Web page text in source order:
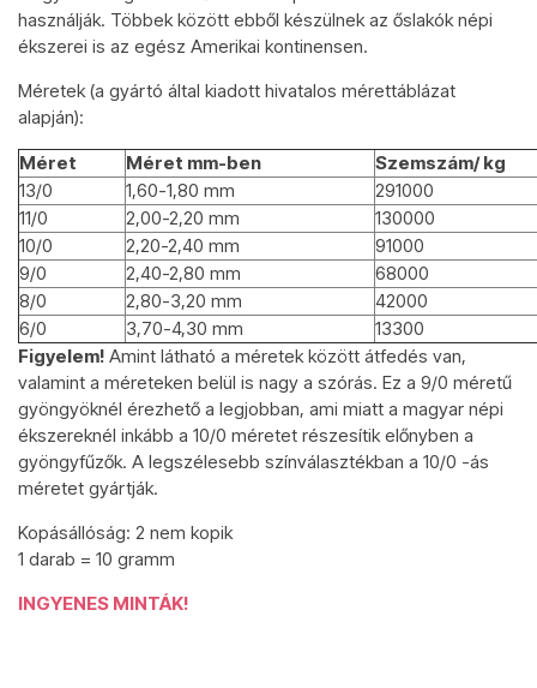
használják. Többek között ebből készülnek az őslakók népi
ékszerei is az egész Amerikai kontinensen.
Méretek (a gyártó által kiadott hivatalos mérettáblázat
alapján):
Méret
Méret mm-ben
Szemszám/ kg
13/0
1,60-1,80 mm
291000
11/0
2,00-2,20 mm
130000
10/0
2,20-2,40 mm
91000
9/0
2,40-2,80 mm
68000
8/0
2,80-3,20 mm
42000
6/0
3,70-4,30 mm
13300
Figyelem! Amint látható a méretek között átfedés van,
valamint a méreteken belül is nagy a szórás. Ez a 9/0 méretű
gyöngyöknél érezhető a legjobban, ami miatt a magyar népi
ékszereknél inkább a 10/0 méretet részesítik előnyben a
gyöngyfűzők. A legszélesebb színválasztékban a 10/0 -ás
méretet gyártják.
Kopásállóság: 2 nem kopik
1 darab = 10 gramm
INGYENES MINTÁK!